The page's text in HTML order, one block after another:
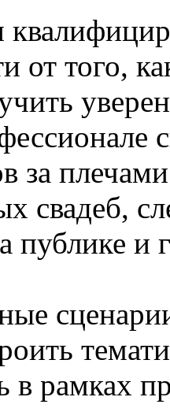
от того,
за
свадеб,
публике
в рамках